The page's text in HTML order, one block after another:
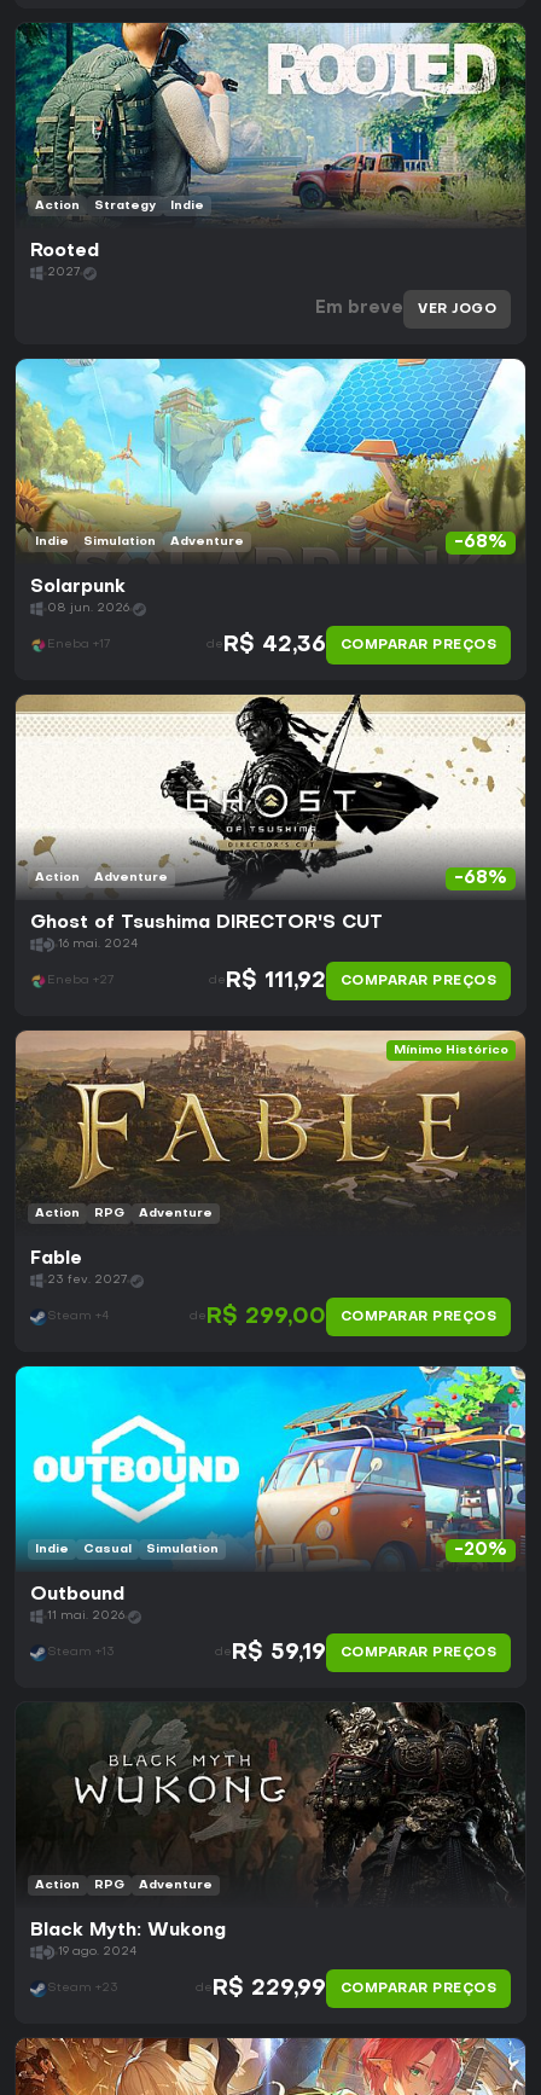
Action Strategy Indie
Rooted
2027
Em breve VER JOGO
-68%
Indie Simulation Adventure
Solarpunk
08 jun. 2026
Eneba +17 de R$ 42,36 COMPARAR PREÇOS
-68%
Action Adventure
Ghost of Tsushima DIRECTOR'S CUT
16 mai. 2024
Eneba +27 de R$ 111,92 COMPARAR PREÇOS
Mínimo Histórico
Action RPG Adventure
Fable
23 fev. 2027
Steam +4 de R$ 299,00 COMPARAR PREÇOS
-20%
Indie Casual Simulation
Outbound
11 mai. 2026
Steam +13 de R$ 59,19 COMPARAR PREÇOS
Action RPG Adventure
Black Myth: Wukong
19 ago. 2024
Steam +23 de R$ 229,99 COMPARAR PREÇOS